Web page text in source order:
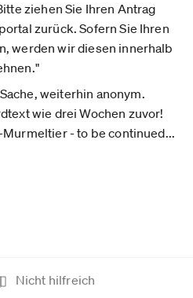
ziehen Sie Ihren Antrag
zurück. Sofern Sie Ihren
werden wir diesen innerhalb
weiterhin anonym.
wie drei Wochen zuvor!
Murmeltier - to be continued...
Nicht hilfreich